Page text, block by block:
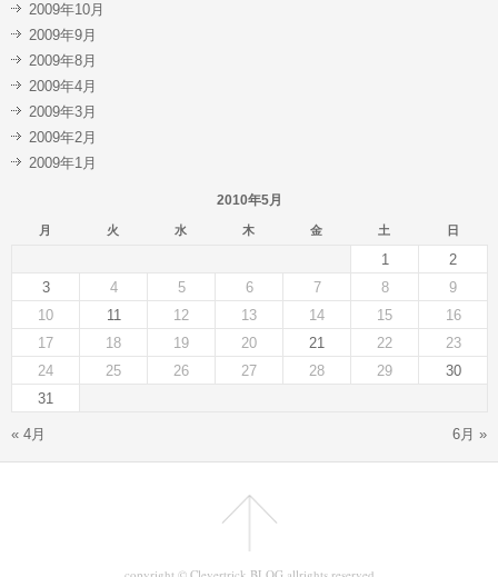
2009年10月
2009年9月
2009年8月
2009年4月
2009年3月
2009年2月
2009年1月
2010年5月
月 火 水 木 金 土 日
« 4月 6月 »
1
2
3
4 5 6 7 8
9
10
11 12 13 14 15
16
17
18 19 20 21 22
23
24
25 26 27 28 29
30
31